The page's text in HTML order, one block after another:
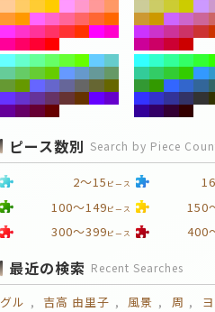
ピース数別 Search by Piece
2～15 ピース
100～149ピース 150
300～399ピース 400
最近の検索 Recent Searches
グル 吉高 由里子 風景 周